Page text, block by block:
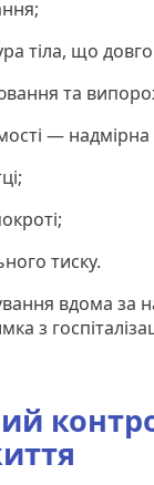
тіла, що
та
— надмірна
тиску.
вдома за
з